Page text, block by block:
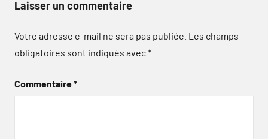
Laisser un commentaire
Votre adresse e-mail ne sera pas publiée. Les champs
obligatoires sont indiqués avec*
Commentaire*